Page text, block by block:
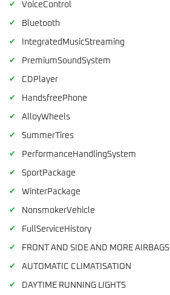
✔ VoiceControl
✔ Bluetooth
✔ IntegratedMusicStreaming
✔ PremiumSoundSystem
✔ CDPlayer
✔ HandsfreePhone
✔ AlloyWheels
✔ SummerTires
✔ PerformanceHandlingSystem
✔ SportPackage
✔ WinterPackage
✔ NonsmokerVehicle
✔ FullServiceHistory
✔ FRONT AND SIDE AND MORE AIRBAGS
✔ AUTOMATIC CLIMATISATION
✔ DAYTIME RUNNING LIGHTS